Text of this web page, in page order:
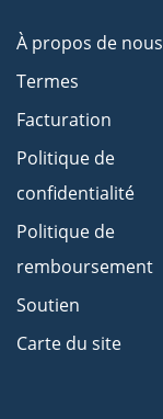
À propos de nous
Termes
Facturation
Politique de
confidentialité
Politique de
remboursement
Soutien
Carte du site